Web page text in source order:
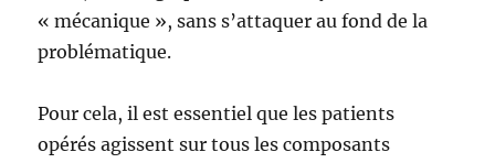
« mécanique », sans s’attaquer au fond de la
problématique.
Pour cela, il est essentiel que les patients
opérés agissent sur tous les composants